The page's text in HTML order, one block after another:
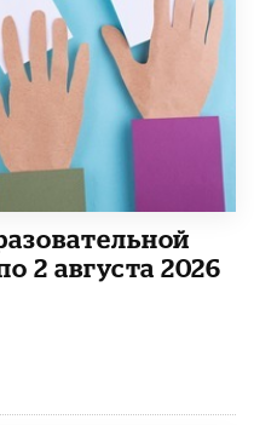
2 августа 2026